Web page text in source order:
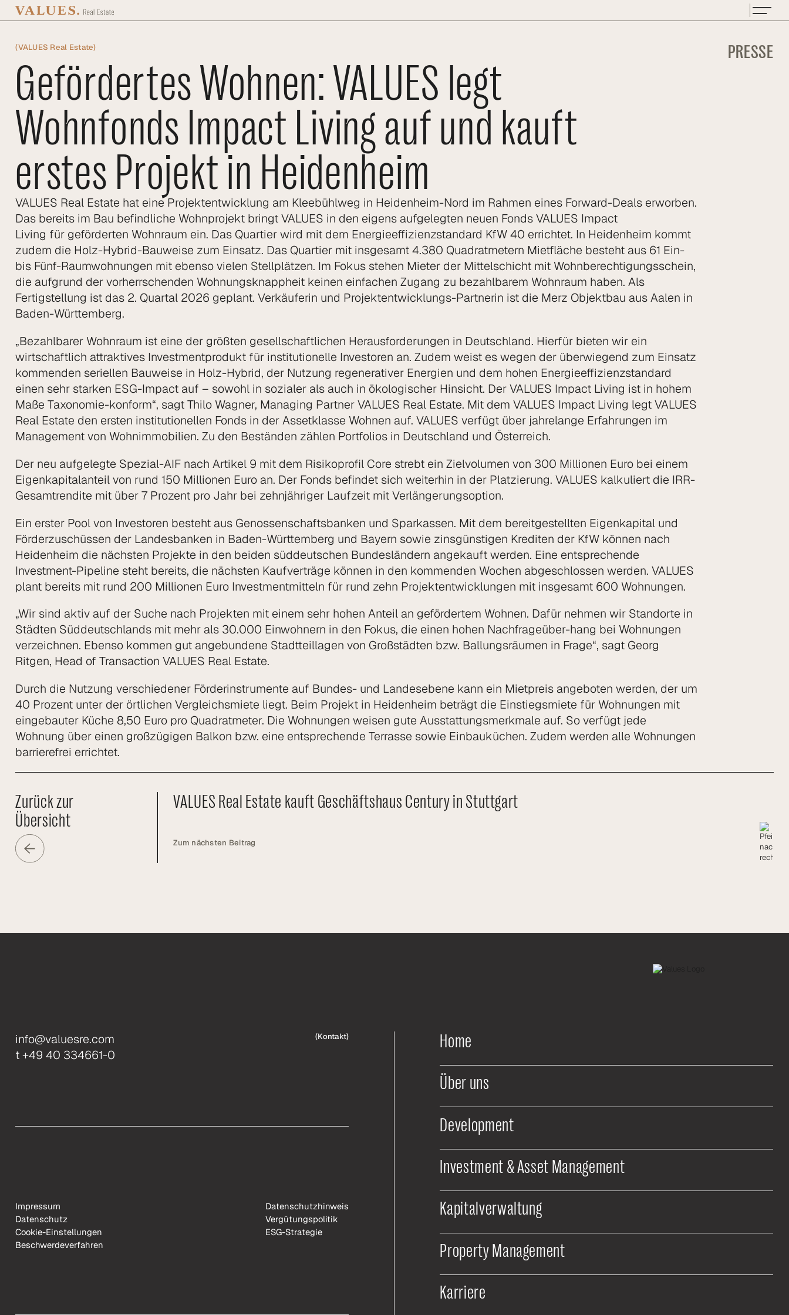
Zum Hauptinhalt springen
(VALUES Real Estate) PRESSE
Gefördertes Wohnen: VALUES legt
Wohnfonds Impact Living auf und kauft
erstes Projekt in Heidenheim
VALUES Real Estate hat eine Projektentwicklung am Kleebühlweg in Heidenheim-Nord im Rahmen eines Forward-Deals erworben.
Das bereits im Bau befindliche Wohnprojekt bringt VALUES in den eigens aufgelegten neuen Fonds VALUES Impact
Living für geförderten Wohnraum ein. Das Quartier wird mit dem Energieeffizienzstandard KfW 40 errichtet. In Heidenheim kommt
zudem die Holz-Hybrid-Bauweise zum Einsatz. Das Quartier mit insgesamt 4.380 Quadratmetern Mietfläche besteht aus 61 Ein-
bis Fünf-Raumwohnungen mit ebenso vielen Stellplätzen. Im Fokus stehen Mieter der Mittelschicht mit Wohnberechtigungsschein,
die aufgrund der vorherrschenden Wohnungsknappheit keinen einfachen Zugang zu bezahlbarem Wohnraum haben. Als
Fertigstellung ist das 2. Quartal 2026 geplant. Verkäuferin und Projektentwicklungs-Partnerin ist die Merz Objektbau aus Aalen in
Baden-Württemberg.
„Bezahlbarer Wohnraum ist eine der größten gesellschaftlichen Herausforderungen in Deutschland. Hierfür bieten wir ein
wirtschaftlich attraktives Investmentprodukt für institutionelle Investoren an. Zudem weist es wegen der überwiegend zum Einsatz
kommenden seriellen Bauweise in Holz-Hybrid, der Nutzung regenerativer Energien und dem hohen Energieeffizienzstandard
einen sehr starken ESG-Impact auf – sowohl in sozialer als auch in ökologischer Hinsicht. Der VALUES Impact Living ist in hohem
Maße Taxonomie-konform“, sagt Thilo Wagner, Managing Partner VALUES Real Estate. Mit dem VALUES Impact Living legt VALUES
Real Estate den ersten institutionellen Fonds in der Assetklasse Wohnen auf. VALUES verfügt über jahrelange Erfahrungen im
Management von Wohnimmobilien. Zu den Beständen zählen Portfolios in Deutschland und Österreich.
Der neu aufgelegte Spezial-AIF nach Artikel 9 mit dem Risikoprofil Core strebt ein Zielvolumen von 300 Millionen Euro bei einem
Eigenkapitalanteil von rund 150 Millionen Euro an. Der Fonds befindet sich weiterhin in der Platzierung. VALUES kalkuliert die IRR-
Gesamtrendite mit über 7 Prozent pro Jahr bei zehnjähriger Laufzeit mit Verlängerungsoption.
Ein erster Pool von Investoren besteht aus Genossenschaftsbanken und Sparkassen. Mit dem bereitgestellten Eigenkapital und
Förderzuschüssen der Landesbanken in Baden-Württemberg und Bayern sowie zinsgünstigen Krediten der KfW können nach
Heidenheim die nächsten Projekte in den beiden süddeutschen Bundesländern angekauft werden. Eine entsprechende
Investment-Pipeline steht bereits, die nächsten Kaufverträge können in den kommenden Wochen abgeschlossen werden. VALUES
plant bereits mit rund 200 Millionen Euro Investmentmitteln für rund zehn Projektentwicklungen mit insgesamt 600 Wohnungen.
„Wir sind aktiv auf der Suche nach Projekten mit einem sehr hohen Anteil an gefördertem Wohnen. Dafür nehmen wir Standorte in
Städten Süddeutschlands mit mehr als 30.000 Einwohnern in den Fokus, die einen hohen Nachfrageüber-hang bei Wohnungen
verzeichnen. Ebenso kommen gut angebundene Stadtteillagen von Großstädten bzw. Ballungsräumen in Frage“, sagt Georg
Ritgen, Head of Transaction VALUES Real Estate.
Durch die Nutzung verschiedener Förderinstrumente auf Bundes- und Landesebene kann ein Mietpreis angeboten werden, der um
40 Prozent unter der örtlichen Vergleichsmiete liegt. Beim Projekt in Heidenheim beträgt die Einstiegsmiete für Wohnungen mit
eingebauter Küche 8,50 Euro pro Quadratmeter. Die Wohnungen weisen gute Ausstattungsmerkmale auf. So verfügt jede
Wohnung über einen großzügigen Balkon bzw. eine entsprechende Terrasse sowie Einbauküchen. Zudem werden alle Wohnungen
barrierefrei errichtet.
Zurück zur
Übersicht
VALUES Real Estate kauft Geschäftshaus Century in Stuttgart
Zum nächsten Beitrag
info@valuesre.com
t +49 40 334661-0
(Kontakt)
Impressum
Datenschutz
Cookie-Einstellungen
Beschwerdeverfahren
Datenschutzhinweis
Vergütungspolitik
ESG-Strategie
Home
Über uns
Development
Investment & Asset Management
Kapitalverwaltung
Property Management
Karriere